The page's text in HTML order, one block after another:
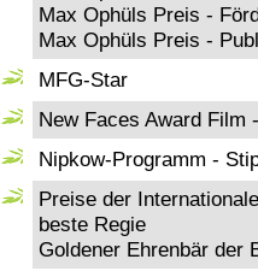
Max Ophüls Preis -
Max Ophüls Preis -
MFG-Star
New Faces Award Film
Nipkow-Programm -
Preise der
beste Regie
Goldener Ehrenbär der